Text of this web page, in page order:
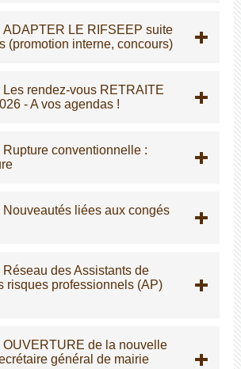
ADAPTER LE RIFSEEP suite
(promotion interne, concours)
Les rendez-vous RETRAITE
- A vos agendas !
Rupture conventionnelle :
Nouveautés liées aux congés
Réseau des Assistants de
risques professionnels (AP)
OUVERTURE de la nouvelle
général de mairie